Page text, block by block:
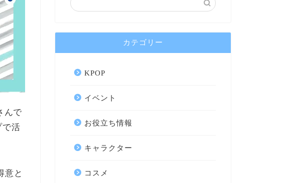
んで
で活
意と
カテゴリー
KPOP
イベント
お役立ち情報
キャラクター
コスメ